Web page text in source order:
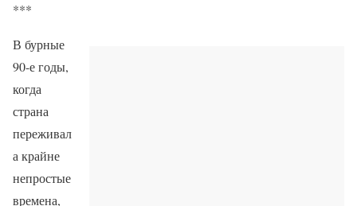
***
В бурные
90-е годы,
когда
страна
переживал
а крайне
непростые
времена,